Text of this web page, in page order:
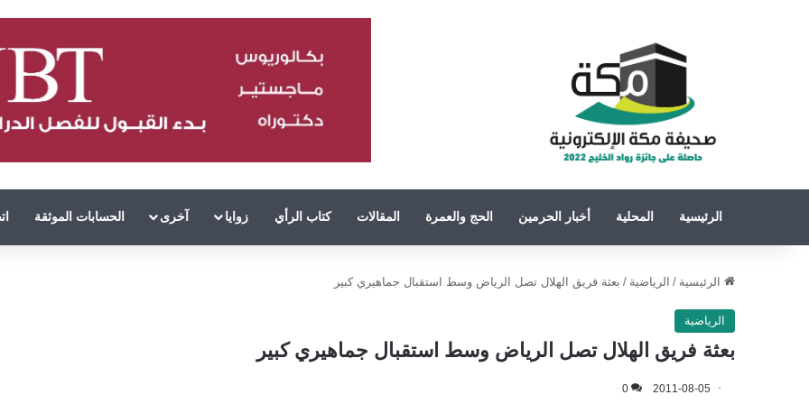
الرئيسية المحلية أخبار الحرمين الحج والعمرة المقالات كتاب الرأي زوايا آخرى الحسابات الموثقة
الرئيسية / الرياضية / بعثة فريق الهلال تصل الرياض وسط استقبال جماهيري كبير
الرياضية
بعثة فريق الهلال تصل الرياض وسط استقبال جماهيري كبير
2011-08-05
0